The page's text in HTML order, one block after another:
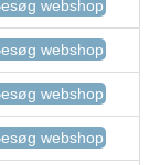
webshop
webshop
webshop
webshop